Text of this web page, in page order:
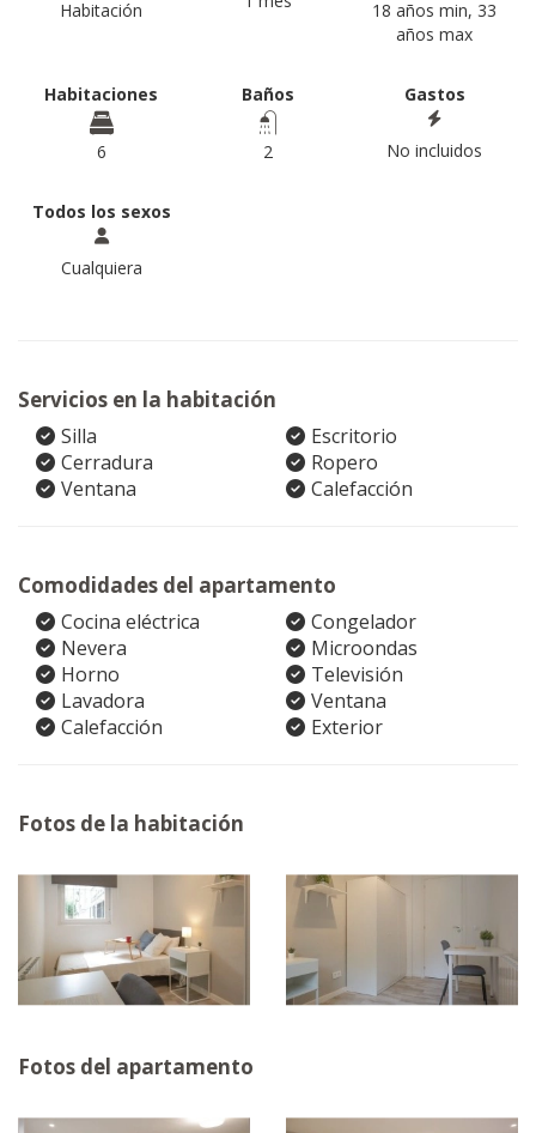
Habitación
18 años min, 33
años max
Habitaciones
6
Baños
2
Gastos
No incluidos
Todos los sexos
Cualquiera
Servicios en la habitación
Silla
Escritorio
Cerradura
Ropero
Ventana
Calefacción
Comodidades del apartamento
Cocina eléctrica
Congelador
Nevera
Microondas
Horno
Televisión
Lavadora
Ventana
Calefacción
Exterior
Fotos de la habitación
Fotos del apartamento